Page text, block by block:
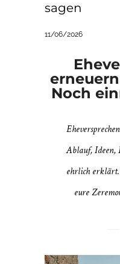
sagen
11/06/2026
Noch
Ablauf, Ideen,
ehrlich
eure